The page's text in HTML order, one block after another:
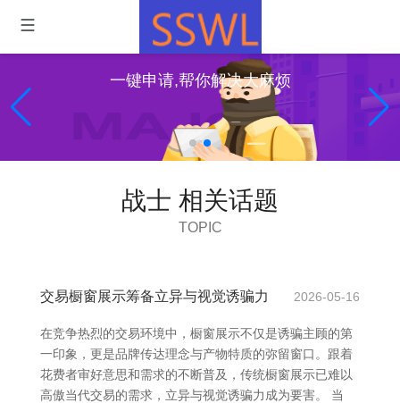
一键申请,帮你解决大麻烦
战士 相关话题
TOPIC
交易橱窗展示筹备立异与视觉诱骗力 2026-05-16
在竞争热烈的交易环境中，橱窗展示不仅是诱骗主顾的第
一印象，更是品牌传达理念与产物特质的弥留窗口。跟着
花费者审好意思和需求的不断普及，传统橱窗展示已难以
高傲当代交易的需求，立异与视觉诱骗力成为要害。 当